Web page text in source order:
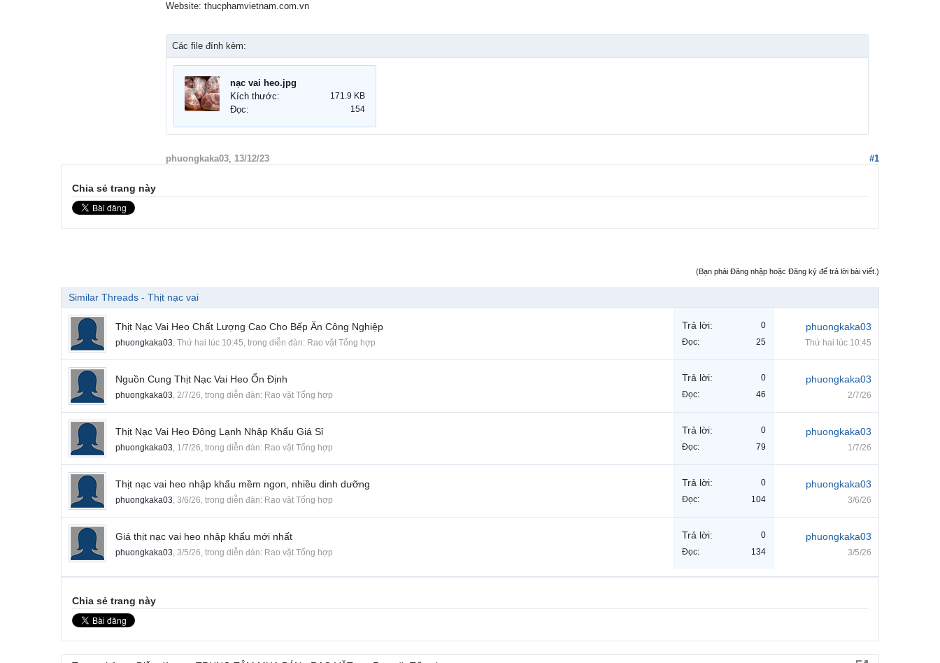
Website: thucphamvietnam.com.vn
Các file đính kèm:
nạc vai heo.jpg
Kích thước:
171.9 KB
Đọc: 154
phuongkaka03, 13/12/23 #1
Chia sẻ trang này
(Bạn phải Đăng nhập hoặc Đăng ký để trả lời bài viết.)
Similar Threads - Thịt nạc vai
Thịt Nạc Vai Heo Chất Lượng Cao Cho Bếp Ăn Công Nghiệp
phuongkaka03, Thứ hai lúc 10:45, trong diễn đàn: Rao vặt Tổng hợp
Trả lời:
0
Đọc:
25
phuongkaka03
Thứ hai lúc 10:45
Nguồn Cung Thịt Nạc Vai Heo Ổn Định
phuongkaka03, 2/7/26, trong diễn đàn: Rao vặt Tổng hợp
Trả lời:
0
Đọc:
46
phuongkaka03
2/7/26
Thịt Nạc Vai Heo Đông Lạnh Nhập Khẩu Giá Sỉ
phuongkaka03, 1/7/26, trong diễn đàn: Rao vặt Tổng hợp
Trả lời:
0
Đọc:
79
phuongkaka03
1/7/26
Thịt nạc vai heo nhập khẩu mềm ngon, nhiều dinh dưỡng
phuongkaka03, 3/6/26, trong diễn đàn: Rao vặt Tổng hợp
Trả lời:
0
Đọc:
104
phuongkaka03
3/6/26
Giá thịt nạc vai heo nhập khẩu mới nhất
phuongkaka03, 3/5/26, trong diễn đàn: Rao vặt Tổng hợp
Trả lời:
0
Đọc:
134
phuongkaka03
3/5/26
Chia sẻ trang này